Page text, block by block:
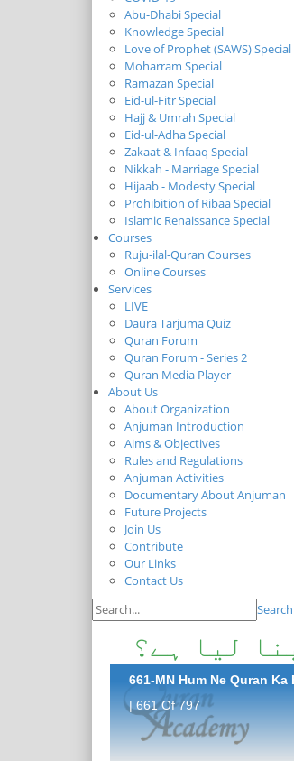
Abu-Dhabi Special
Knowledge Special
Love of Prophet (SAWS) Special
Moharram Special
Ramazan Special
Eid-ul-Fitr Special
Hajj & Umrah Special
Eid-ul-Adha Special
Zakaat & Infaaq Special
Nikkah - Marriage Special
Hijaab - Modesty Special
Prohibition of Ribaa Special
Islamic Renaissance Special
Courses
Ruju-ilal-Quran Courses
Online Courses
Services
LIVE
Daura Tarjuma Quiz
Quran Forum
Quran Forum - Series 2
Quran Media Player
About Us
About Organization
Anjuman Introduction
Aims & Objectives
Rules and Regulations
Anjuman Activities
Documentary About Anjuman
Future Projects
Join Us
Contribute
Our Links
Contact Us
Search
لیا ہے؟
661-MN Hum Ne Quran
| 661 Of 797